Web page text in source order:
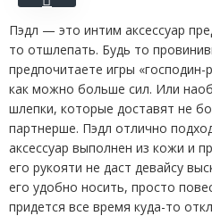
Пэдл — это интим аксессуар
то отшлепать. Будь то
предпочитаете игры «господин-
как можно больше сил. Или
шлепки, которые доставят не
партнерше. Пэдл отлично
аксессуар выполнен из кожи и
его рукояти не даст девайсу
его удобно носить, просто
придется все время куда-то